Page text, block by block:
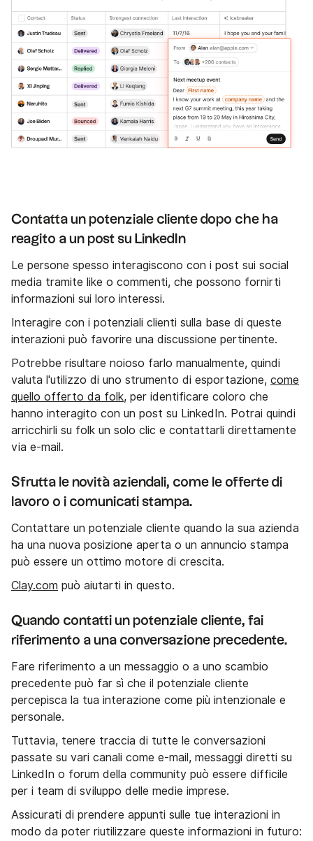
Contatta un potenziale cliente dopo che ha
reagito a un post su LinkedIn
Le persone spesso interagiscono con i post sui social
media tramite like o commenti, che possono fornirti
informazioni sui loro interessi.
Interagire con i potenziali clienti sulla base di queste
interazioni può favorire una discussione pertinente.
Potrebbe risultare noioso farlo manualmente, quindi
valuta l'utilizzo di uno strumento di esportazione, come
quello offerto da folk, per identificare coloro che
hanno interagito con un post su LinkedIn. Potrai quindi
arricchirli su folk un solo clic e contattarli direttamente
via e-mail.
Sfrutta le novità aziendali, come le offerte di
lavoro o i comunicati stampa.
Contattare un potenziale cliente quando la sua azienda
ha una nuova posizione aperta o un annuncio stampa
può essere un ottimo motore di crescita.
Clay.com può aiutarti in questo.
Quando contatti un potenziale cliente, fai
riferimento a una conversazione precedente.
Fare riferimento a un messaggio o a uno scambio
precedente può far sì che il potenziale cliente
percepisca la tua interazione come più intenzionale e
personale.
Tuttavia, tenere traccia di tutte le conversazioni
passate su vari canali come e-mail, messaggi diretti su
LinkedIn o forum della community può essere difficile
per i team di sviluppo delle medie imprese.
Assicurati di prendere appunti sulle tue interazioni in
modo da poter riutilizzare queste informazioni in futuro: